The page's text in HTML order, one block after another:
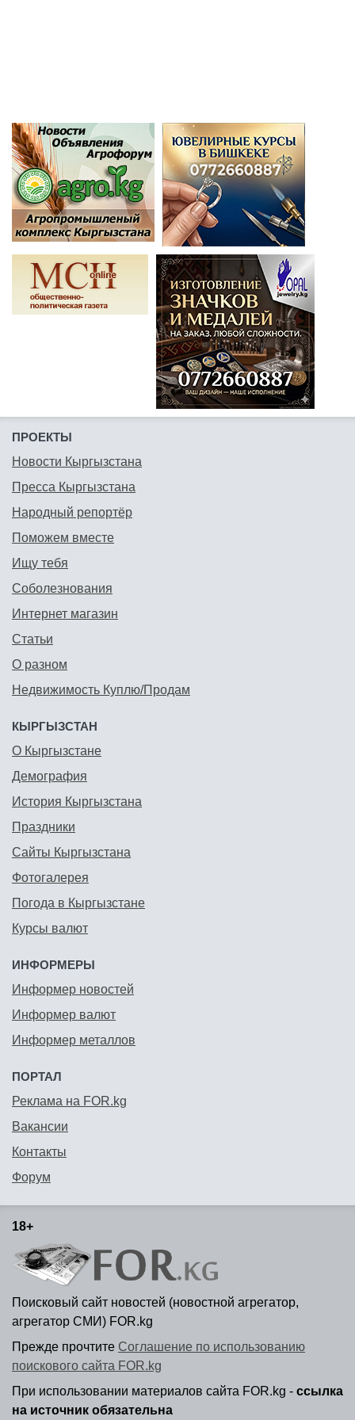
ПРОЕКТЫ
Новости Кыргызстана
Пресса Кыргызстана
Народный репортёр
Поможем вместе
Ищу тебя
Соболезнования
Интернет магазин
Статьи
О разном
Недвижимость Куплю/Продам
КЫРГЫЗСТАН
О Кыргызстане
Демография
История Кыргызстана
Праздники
Сайты Кыргызстана
Фотогалерея
Погода в Кыргызстане
Курсы валют
ИНФОРМЕРЫ
Информер новостей
Информер валют
Информер металлов
ПОРТАЛ
Реклама на FOR.kg
Вакансии
Контакты
Форум
18+
Поисковый сайт новостей (новостной агрегатор,
агрегатор СМИ) FOR.kg
Прежде прочтите Соглашение по использованию
поискового сайта FOR.kg
При использовании материалов сайта FOR.kg - ссылка
на источник обязательна